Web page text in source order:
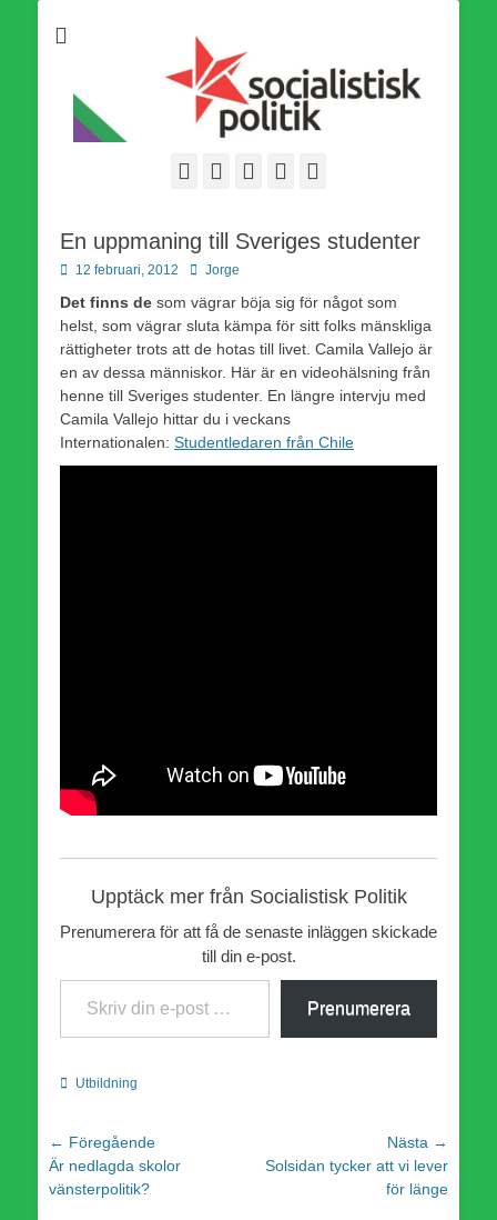
världsomfattande socialistiska Fjärde Internationalen och en viktig
tillgång i kampen för en socialistisk framtid!
FacebookWebbflöde
Instagram
En uppmaning till Sveriges studenter
Publicerad
12 februari, 2012 Författare
Jorge
Det finns de som vägrar böja sig för något som
helst, som vägrar sluta kämpa för sitt folks mänskliga
rättigheter trots att de hotas till livet. Camila Vallejo är
en av dessa människor. Här är en videohälsning från
henne till Sveriges studenter. En längre intervju med
Camila Vallejo hittar du i veckans
Internationalen: Studentledaren från Chile
Upptäck mer från Socialistisk Politik
Prenumerera för att få de senaste inläggen skickade
till din e-post.
Skriv din e-post …
Prenumerera
Kategorier
Utbildning
Inläggsnavigering
← Föregående
Föregående
inlägg:
Är nedlagda skolor
vänsterpolitik?
Nästa →
Nästa
Solsidan tycker att vi lever
för länge